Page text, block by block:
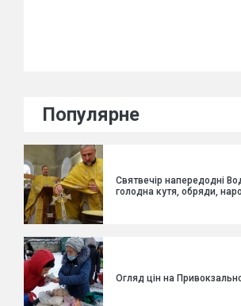
Популярне
Святвечір напередодні
голодна кутя, обряди,
Огляд цін на